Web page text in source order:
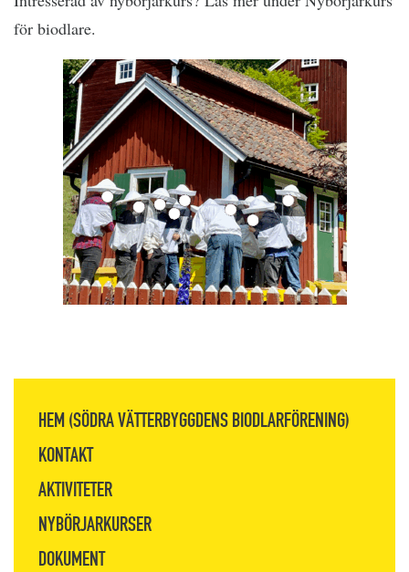
för biodlare.
HEM (SÖDRA VÄTTERBYGGDENS BIODLARFÖRENING)
KONTAKT
AKTIVITETER
NYBÖRJARKURSER
DOKUMENT